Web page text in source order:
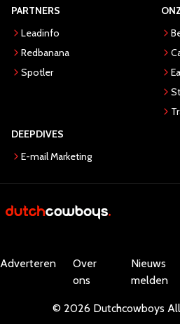
PARTNERS
Leadinfo
Redbanana
Spotler
DEEPDIVES
E-mail Marketing
Adverteren
Over
ons
Nieuws
melden
© 2026 Dutchcowboys